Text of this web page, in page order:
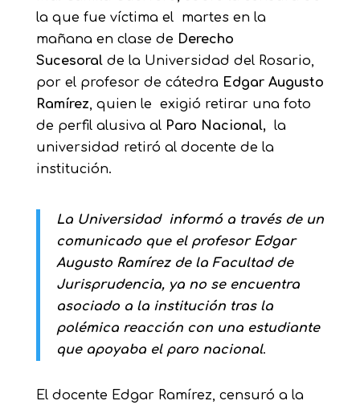
la que fue víctima el martes en la
mañana en clase de Derecho
Sucesoralde la Universidad del Rosario,
por el profesor de cátedra Edgar Augusto
Ramírez, quien le exigió retirar una foto
de perfil alusiva al Paro Nacional, la
universidad retiró al docente de la
institución.
La Universidad informó a través de un
comunicado que el profesor Edgar
Augusto Ramírez de la Facultad de
Jurisprudencia, ya no se encuentra
asociado a la institución tras la
polémica reacción con una estudiante
que apoyaba el paro nacional.
El docente Edgar Ramírez, censuró a la